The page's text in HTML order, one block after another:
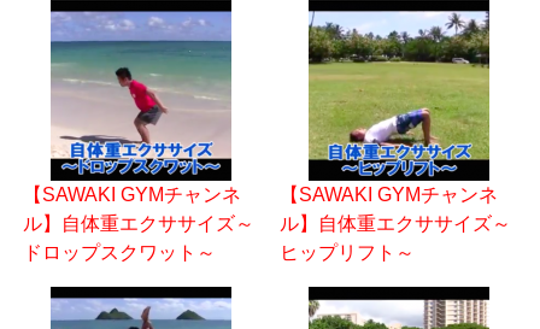
【SAWAKI GYMチャンネ
ル】自体重エクササイズ～
ドロップスクワット～
【SAWAKI GYMチャンネ
ル】自体重エクササイズ～
ヒップリフト～